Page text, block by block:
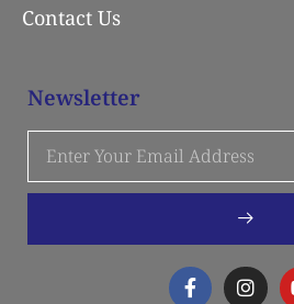
Contact Us
Newsletter